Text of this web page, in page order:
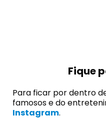
Fique
Para ficar por dentro
famosos e do
Instagram.